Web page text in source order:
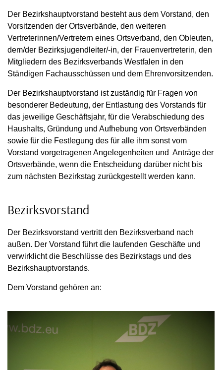
Der Bezirkshauptvorstand besteht aus dem Vorstand, den
Vorsitzenden der Ortsverbände, den weiteren
Vertreterinnen/Vertretern eines Ortsverband, den Obleuten,
dem/der Bezirksjugendleiter/-in, der Frauenvertreterin, den
Mitgliedern des Bezirksverbands Westfalen in den
Ständigen Fachausschüssen und dem Ehrenvorsitzenden.
Der Bezirkshauptvorstand ist zuständig für Fragen von
besonderer Bedeutung, der Entlastung des Vorstands für
das jeweilige Geschäftsjahr, für die Verabschiedung des
Haushalts, Gründung und Aufhebung von Ortsverbänden
sowie für die Festlegung des für alle ihm sonst vom
Vorstand vorgetragenen Angelegenheiten und Anträge der
Ortsverbände, wenn die Entscheidung darüber nicht bis
zum nächsten Bezirkstag zurückgestellt werden kann.
Bezirksvorstand
Der Bezirksvorstand vertritt den Bezirksverband nach
außen. Der Vorstand führt die laufenden Geschäfte und
verwirklicht die Beschlüsse des Bezirkstags und des
Bezirkshauptvorstands.
Dem Vorstand gehören an: